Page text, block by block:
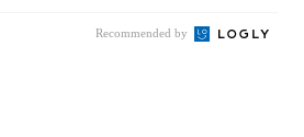
Recommended by